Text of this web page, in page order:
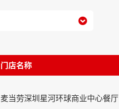

门店名称
麦当劳深圳星河环球商业中心餐厅